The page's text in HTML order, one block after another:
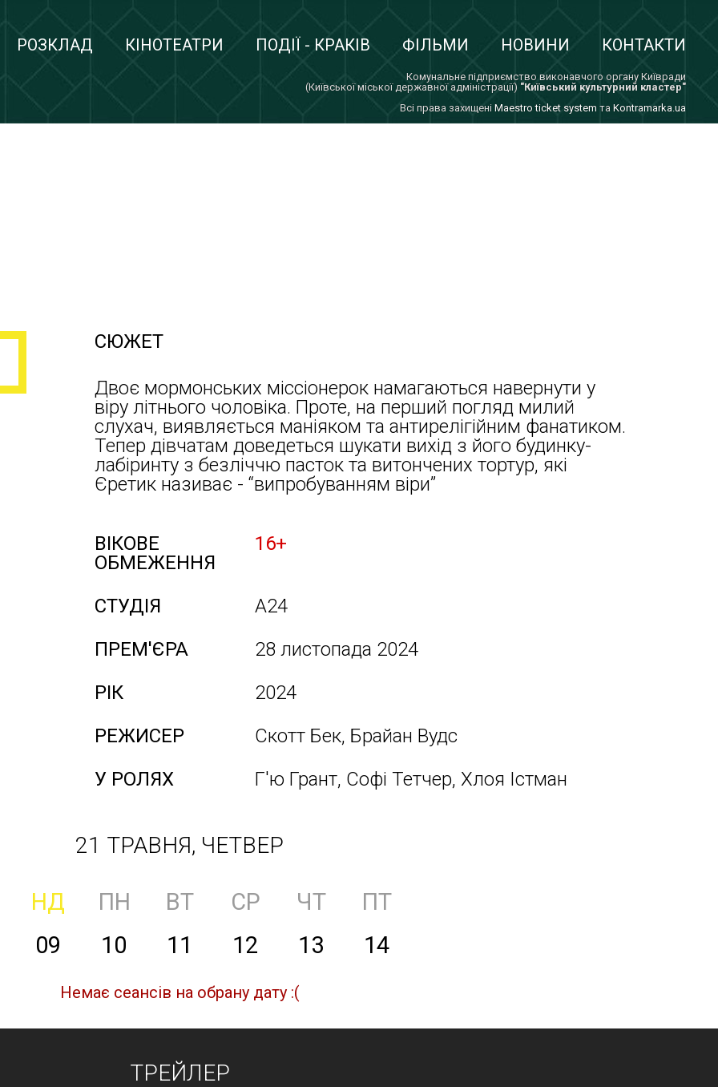
РОЗКЛАД КІНОТЕАТРИ ПОДІЇ - КРАКІВ ФІЛЬМИ НОВИНИ КОНТАКТИ
Комунальне підприємство виконавчого органу Київради
(Київської міської державної адміністрації) "Київський культурний кластер"
Всi права захищенi Maestro ticket system та Kontramarka.ua
СЮЖЕТ
Двоє мормонських міссіонерок намагаються навернути у
віру літнього чоловіка. Проте, на перший погляд милий
слухач, виявляється маніяком та антирелігійним фанатиком.
Тепер дівчатам доведеться шукати вихід з його будинку-
лабіринту з безліччю пасток та витончених тортур, які
Єретик називає - “випробуванням віри”
ВІКОВЕ
ОБМЕЖЕННЯ
16+
СТУДІЯ
A24
ПРЕМ'ЄРА
28 листопада 2024
РІК
2024
РЕЖИСЕР
Скотт Бек, Брайан Вудс
У РОЛЯХ
Г'ю Грант, Софі Тетчер, Хлоя Істман
21 ТРАВНЯ, ЧЕТВЕР
НД ПН ВТ СР ЧТ
ПТ
09 10 11 12 13 14
Немає сеансів на обрану дату :(
ТРЕЙЛЕР